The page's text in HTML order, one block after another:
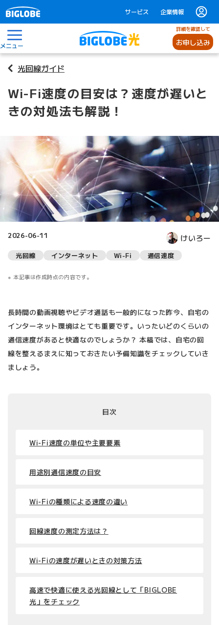
サービス 企業情報
メニュー
詳細を確認して
お申し込み
光回線ガイド
Wi-Fi速度の目安は？速度が遅いと
きの対処法も解説！
2026-06-11 けいろー
光回線 インターネット Wi-Fi 通信速度
本記事は作成時点の内容です。
長時間の動画視聴やビデオ通話も一般的になった昨今、自宅の
インターネット環境はとても重要です。いったいどのくらいの
通信速度があると快適なのでしょうか？ 本稿では、自宅の回
線を整えるまえに知っておきたい予備知識をチェックしていき
ましょう。
目次
Wi-Fi速度の単位や主要要素
用途別通信速度の目安
Wi-Fiの種類による速度の違い
回線速度の測定方法は？
Wi-Fiの速度が遅いときの対策方法
高速で快適に使える光回線として「BIGLOBE
光」をチェック